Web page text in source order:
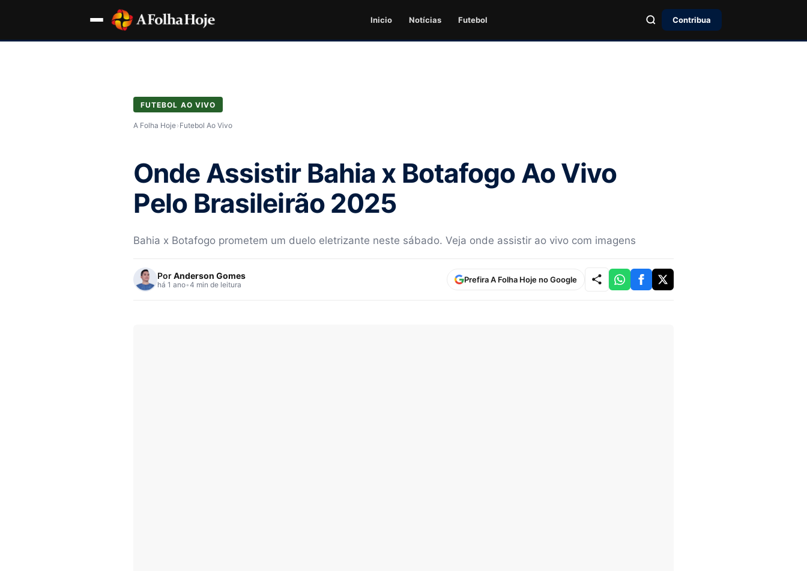
Inicio Notícias Futebol Contribua
FUTEBOL AO VIVO
A Folha Hoje› Futebol Ao Vivo
Onde Assistir Bahia x Botafogo Ao Vivo
Pelo Brasileirão 2025
Bahia x Botafogo prometem um duelo eletrizante neste sábado. Veja onde assistir ao vivo com imagens
PorAnderson Gomes
há 1 ano•4 min de leitura
Prefira A Folha Hoje no Google